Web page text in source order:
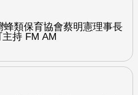
蜂類保育協會蔡明憲理事長
持 FM AM